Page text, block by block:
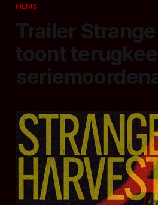
FILMS
Trailer
toont